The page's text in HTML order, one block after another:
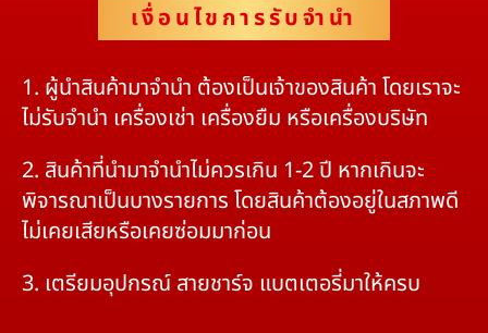
เงื่อนไขการรับจำนำ
1. ผู้นำสินค้ามาจำนำ ต้องเป็นเจ้าของสินค้า โดยเราจะ
ไม่รับจำนำ เครื่องเช่า เครื่องยืม หรือเครื่องบริษัท
2. สินค้าที่นำมาจำนำไม่ควรเกิน 1-2 ปี หากเกินจะ
พิจารณาเป็นบางรายการ โดยสินค้าต้องอยู่ในสภาพดี
ไม่เคยเสียหรือเคยซ่อมมาก่อน
3. เตรียมอุปกรณ์ สายชาร์จ แบตเตอรี่มาให้ครบ